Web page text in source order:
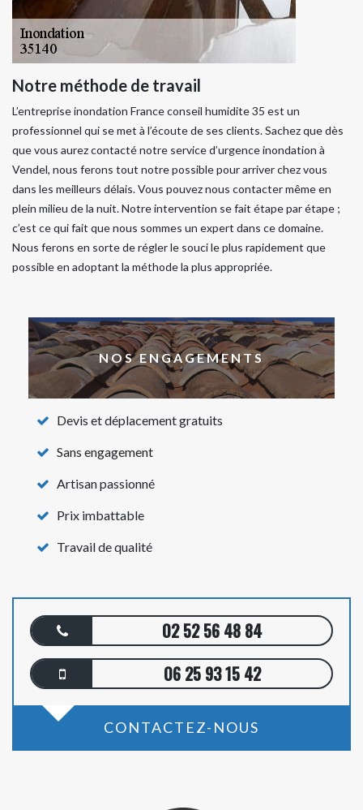
Notre méthode de travail
L’entreprise inondation France conseil humidite 35 est un
professionnel qui se met à l’écoute de ses clients. Sachez que dès
que vous aurez contacté notre service d’urgence inondation à
Vendel, nous ferons tout notre possible pour arriver chez vous
dans les meilleurs délais. Vous pouvez nous contacter même en
plein milieu de la nuit. Notre intervention se fait étape par étape ;
c’est ce qui fait que nous sommes un expert dans ce domaine.
Nous ferons en sorte de régler le souci le plus rapidement que
possible en adoptant la méthode la plus appropriée.
NOS ENGAGEMENTS
Devis et déplacement gratuits
Sans engagement
Artisan passionné
Prix imbattable
Travail de qualité
02 52 56 48 84
06 25 93 15 42
CONTACTEZ-NOUS